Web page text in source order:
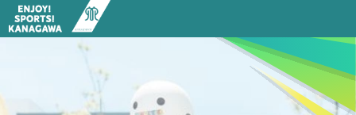
HOME
お知らせ一覧
競技スポーツ推進の取組
健康・体力つくり、生涯スポーツ
パラスポーツ